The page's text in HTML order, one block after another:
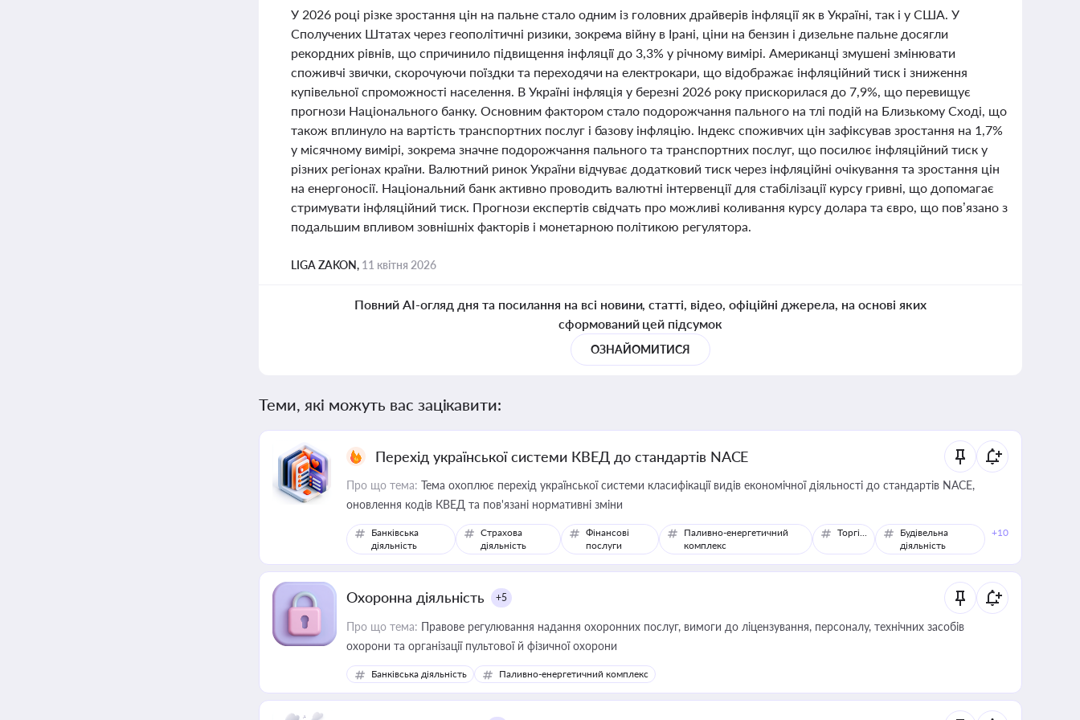
У 2026 році різке зростання цін на пальне стало одним із головних драйверів інфляції як в Україні, так і у США. У
Сполучених Штатах через геополітичні ризики, зокрема війну в Ірані, ціни на бензин і дизельне пальне досягли
рекордних рівнів, що спричинило підвищення інфляції до 3,3% у річному вимірі. Американці змушені змінювати
споживчі звички, скорочуючи поїздки та переходячи на електрокари, що відображає інфляційний тиск і зниження
купівельної спроможності населення. В Україні інфляція у березні 2026 року прискорилася до 7,9%, що перевищує
прогнози Національного банку. Основним фактором стало подорожчання пального на тлі подій на Близькому Сході, що
також вплинуло на вартість транспортних послуг і базову інфляцію. Індекс споживчих цін зафіксував зростання на 1,7%
у місячному вимірі, зокрема значне подорожчання пального та транспортних послуг, що посилює інфляційний тиск у
різних регіонах країни. Валютний ринок України відчуває додатковий тиск через інфляційні очікування та зростання цін
на енергоносії. Національний банк активно проводить валютні інтервенції для стабілізації курсу гривні, що допомагає
стримувати інфляційний тиск. Прогнози експертів свідчать про можливі коливання курсу долара та євро, що пов’язано з
подальшим впливом зовнішніх факторів і монетарною політикою регулятора.
LIGA ZAKON, 11 квітня 2026
Повний AI-огляд дня та посилання на всі новини, статті, відео, офіційні джерела, на основі яких
сформований цей підсумок
ОЗНАЙОМИТИСЯ
Теми, які можуть вас зацікавити:
Перехід української системи КВЕД до стандартів NACE
Про що тема: Тема охоплює перехід української системи класифікації видів економічної діяльності до стандартів NACE,
оновлення кодів КВЕД та пов'язані нормативні зміни
Банківська
діяльність
Страхова
діяльність
Фінансові
послуги
Паливно-енергетичний
комплекс
Торгівля
Будівельна
діяльність
+10
Охоронна діяльність +5
Про що тема: Правове регулювання надання охоронних послуг, вимоги до ліцензування, персоналу, технічних засобів
охорони та організації пультової й фізичної охорони
Банківська діяльність Паливно-енергетичний комплекс